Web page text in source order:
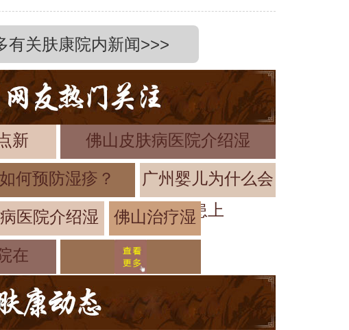
有关肤康院内新闻>>>
新 佛山皮肤病医院介绍湿
何预防湿疹？
广州婴儿为什么会
患上
医院介绍湿
佛山治疗湿
疹哪个医院
在